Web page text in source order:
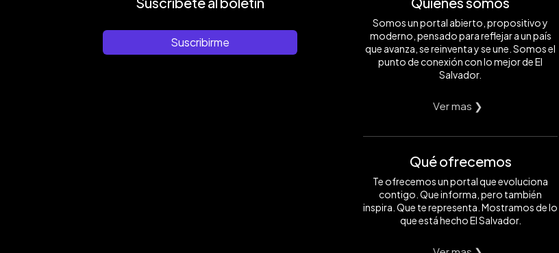
Suscribirme
Somos un portal abierto, propositivo y
moderno, pensado para reflejar a un país
que avanza, se reinventa y se une. Somos el
punto de conexión con lo mejor de El
Salvador.
Ver mas ❯
Qué ofrecemos
Te ofrecemos un portal que evoluciona
contigo. Que informa, pero también
inspira. Que te representa. Mostramos de lo
que está hecho El Salvador.